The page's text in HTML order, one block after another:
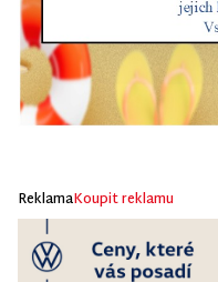
ReklamaKoupit reklamu